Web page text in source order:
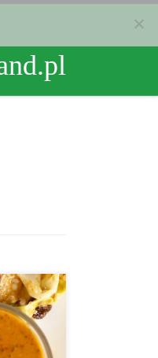
cajun
cayenne